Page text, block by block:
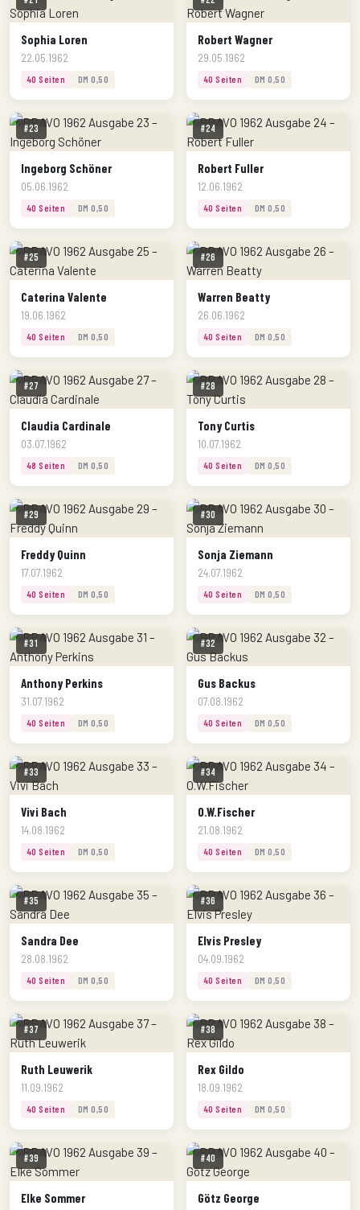
Sophia Loren
22.05.1962
40 Seiten DM 0,50
Robert Wagner
29.05.1962
40 Seiten DM 0,50
#23
Ingeborg Schöner
05.06.1962
40 Seiten DM 0,50
#24
Robert Fuller
12.06.1962
40 Seiten DM 0,50
#25
Caterina Valente
19.06.1962
40 Seiten DM 0,50
#26
Warren Beatty
26.06.1962
40 Seiten DM 0,50
#27
Claudia Cardinale
03.07.1962
48 Seiten DM 0,50
#28
Tony Curtis
10.07.1962
40 Seiten DM 0,50
#29
Freddy Quinn
17.07.1962
40 Seiten DM 0,50
#30
Sonja Ziemann
24.07.1962
40 Seiten DM 0,50
#31
Anthony Perkins
31.07.1962
40 Seiten DM 0,50
#32
Gus Backus
07.08.1962
40 Seiten DM 0,50
#33
Vivi Bach
14.08.1962
40 Seiten DM 0,50
#34
O.W.Fischer
21.08.1962
40 Seiten DM 0,50
#35
Sandra Dee
28.08.1962
40 Seiten DM 0,50
#36
Elvis Presley
04.09.1962
40 Seiten DM 0,50
#37
Ruth Leuwerik
11.09.1962
40 Seiten DM 0,50
#38
Rex Gildo
18.09.1962
40 Seiten DM 0,50
#39
Elke Sommer
#40
Götz George